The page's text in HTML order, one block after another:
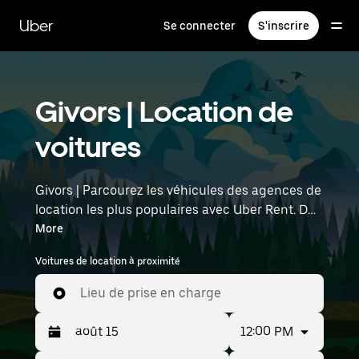
contenu
principal
Uber Se connecter S'inscrire
Givors | Location de
voitures
Givors | Parcourez les véhicules des agences de
location les plus populaires avec Uber Rent. Des
voitures électriques aux berlines de luxe en
passant par les SUV, vous trouverez des
véhicules adaptés aux voyageurs en solo et aux
groupes comptant jusqu'à sept personnes.
Saisissez l'heure et l'emplacement (par
exemple : Lyon–Saint-Exupéry Airport) pour
trouver des voitures de location à proximité.
More
Voitures de location à proximité
Lieu de prise en charge
12:00 PM